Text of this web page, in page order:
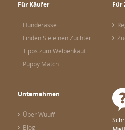
Für Käufer
Hunderasse
Finden Sie einen Züchter
Tipps zum Welpenkauf
Puppy Match
Für
Unternehmen
Über Wuuff
Blog